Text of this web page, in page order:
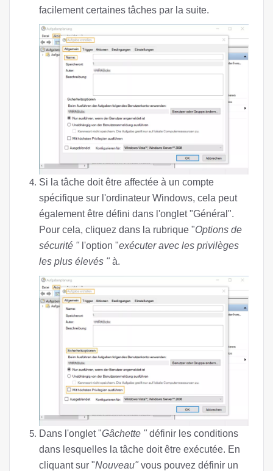
facilement certaines tâches par la suite.
Si la tâche doit être affectée à un compte
spécifique sur l'ordinateur Windows, cela peut
également être défini dans l'onglet "Général".
Pour cela, cliquez dans la rubrique "Options de
sécurité "l'option "exécuter avec les privilèges
les plus élevés "à.
Dans l'onglet "Gâchette "définir les conditions
dans lesquelles la tâche doit être exécutée. En
cliquant sur "Nouveau"vous pouvez définir un